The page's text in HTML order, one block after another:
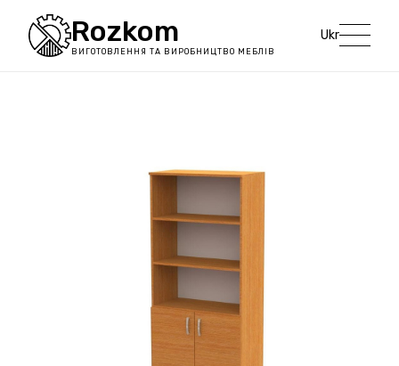
Rozkom
ВИГОТОВЛЕННЯ ТА ВИРОБНИЦТВО МЕБЛІВ
Ukr